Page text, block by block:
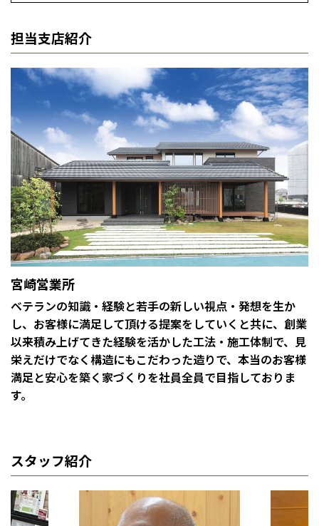
担当支店紹介
宮崎営業所
ベテランの知識・経験と若手の新しい視点・発想を生か
し、お客様に満足して頂ける提案をしていくと共に、創業
以来積み上げてきた経験を活かした工法・施工体制で、見
栄えだけでなく構造にもこだわった造りで、本当のお客様
満足と安心を築く家づくりを社員全員で目指しておりま
す。
スタッフ紹介